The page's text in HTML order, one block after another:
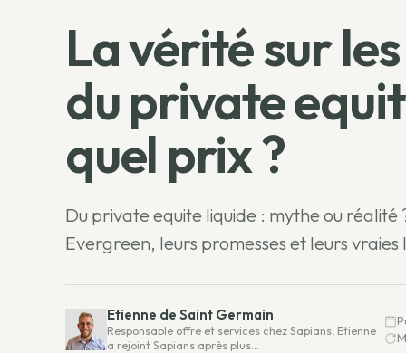
La vérité sur
du private
quel prix ?
Du private equite liquide : mythe ou
Evergreen, leurs promesses et leurs vraies
Etienne de Saint Germain
Responsable offre et services chez Sapians, Etienne
a rejoint Sapians après plus…